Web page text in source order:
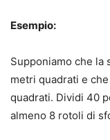
Esempio:
Supponiamo che
metri quadrati e
quadrati. Dividi 40
almeno 8 rotoli di